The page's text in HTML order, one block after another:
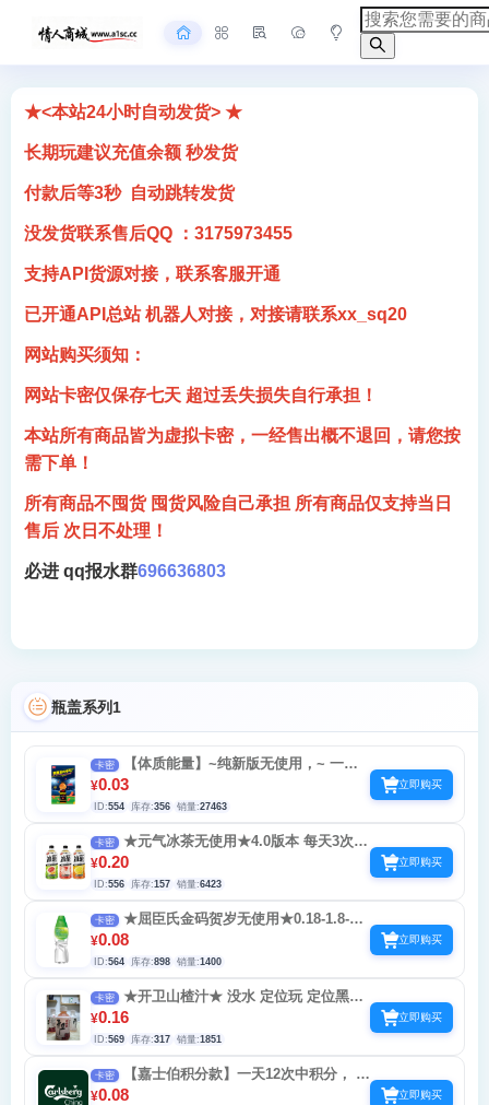
★<本站24小时自动发货> ★
长期玩建议充值余额 秒发货
付款后等3秒 自动跳转发货
没发货联系售后QQ ：3175973455
支持API货源对接，联系客服开通
已开通API总站 机器人对接，对接请联系xx_sq20
网站购买须知：
网站卡密仅保存七天 超过丢失损失自行承担！
本站所有商品皆为虚拟卡密，一经售出概不退回，请您按
需下单！
所有商品不囤货 囤货风险自己承担 所有商品仅支持当日
售后 次日不处理！
必进 qq报水群696636803
瓶盖系列1
卡密
【体质能量】~纯新版无使用，~ 一天5
次中1.09 0.59 0.3
¥0.03
ID:554 库存:356 销量:27463
立即购买
卡密
★元气冰茶无使用★4.0版本 每天3次
0.3-1.08-888
¥0.20
ID:556 库存:157 销量:6423
立即购买
卡密
★屈臣氏金码贺岁无使用★0.18-1.8-68-
688 不必中 一天5次 一号累计50次
¥0.08
ID:564 库存:898 销量:1400
立即购买
卡密
★开卫山楂汁★ 没水 定位玩 定位黑龙
¥0.16
ID:569 库存:317 销量:1851
立即购买
卡密
【嘉士伯积分款】一天12次中积分， 费
码没补
¥0.08 立即购买